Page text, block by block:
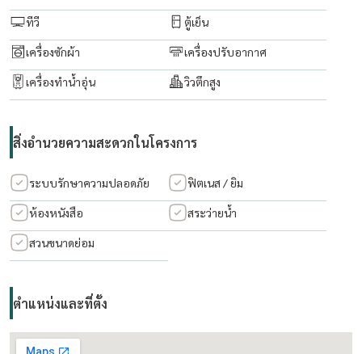
ทีวี ตู้เย็น
เครื่องซักผ้า เครื่องปรับอากาศ
เครื่องทำน้ำอุ่น วิวตึกสูง
สิ่งอำนวยความสะดวกในโครงการ
ระบบรักษาความปลอดภัย ฟิตเนส / ยิม
ห้องหนังสือ สระว่ายน้ำ
สวนขนาดย่อม
ตำแหน่งและที่ตั้ง